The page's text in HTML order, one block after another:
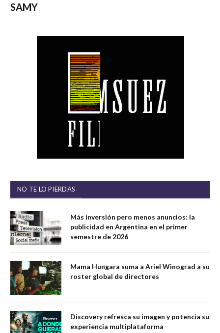
SAMY
NO TE LO PIERDAS
Más inversión pero menos anuncios: la
publicidad en Argentina en el primer
semestre de 2026
Mama Hungara suma a Ariel Winograd a su
roster global de directores
Discovery refresca su imagen y potencia su
experiencia multiplataforma